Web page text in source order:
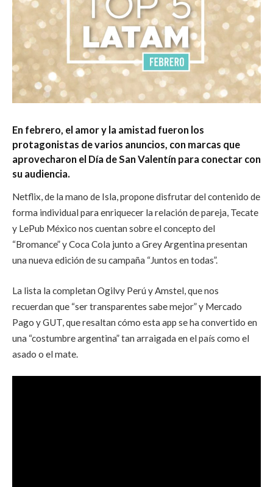
En febrero, el amor y la amistad fueron los
protagonistas de varios anuncios, con marcas que
aprovecharon el Día de San Valentín para conectar con
su audiencia.
Netflix, de la mano de Isla, propone disfrutar del contenido de
forma individual para enriquecer la relación de pareja, Tecate
y LePub México nos cuentan sobre el concepto del
“Bromance” y Coca Cola junto a Grey Argentina presentan
una nueva edición de su campaña “Juntos en todas”.
La lista la completan Ogilvy Perú y Amstel, que nos
recuerdan que “ser transparentes sabe mejor” y Mercado
Pago y GUT, que resaltan cómo esta app se ha convertido en
una “costumbre argentina” tan arraigada en el país como el
asado o el mate.